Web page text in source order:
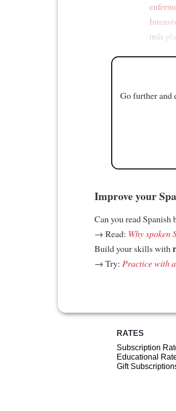
más
Go further and
Improve your
Can you read Spanish
→ Read: Why spoken
Build your skills with
→ Try: Practice with
RATES
Subscription
Educational
Gift